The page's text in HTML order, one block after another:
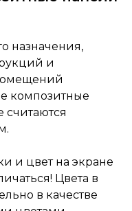
назначения,
и
композитные
считаются
и цвет на экране
Цвета в
в качестве